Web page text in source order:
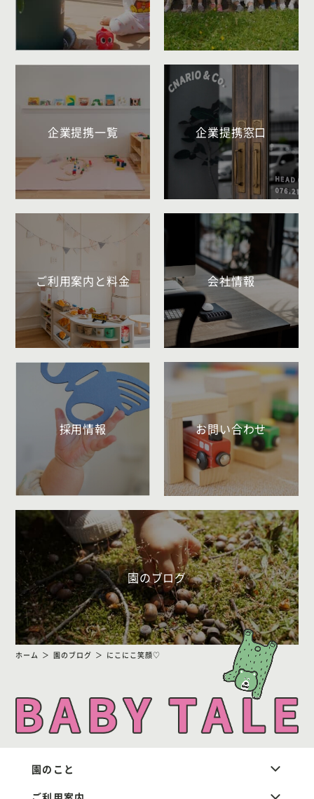
企業提携一覧 企業提携窓口
ご利用案内と料金 会社情報
採用情報 お問い合わせ
園のブログ
ホーム 園のブログ にこにこ笑顔♡
園のこと